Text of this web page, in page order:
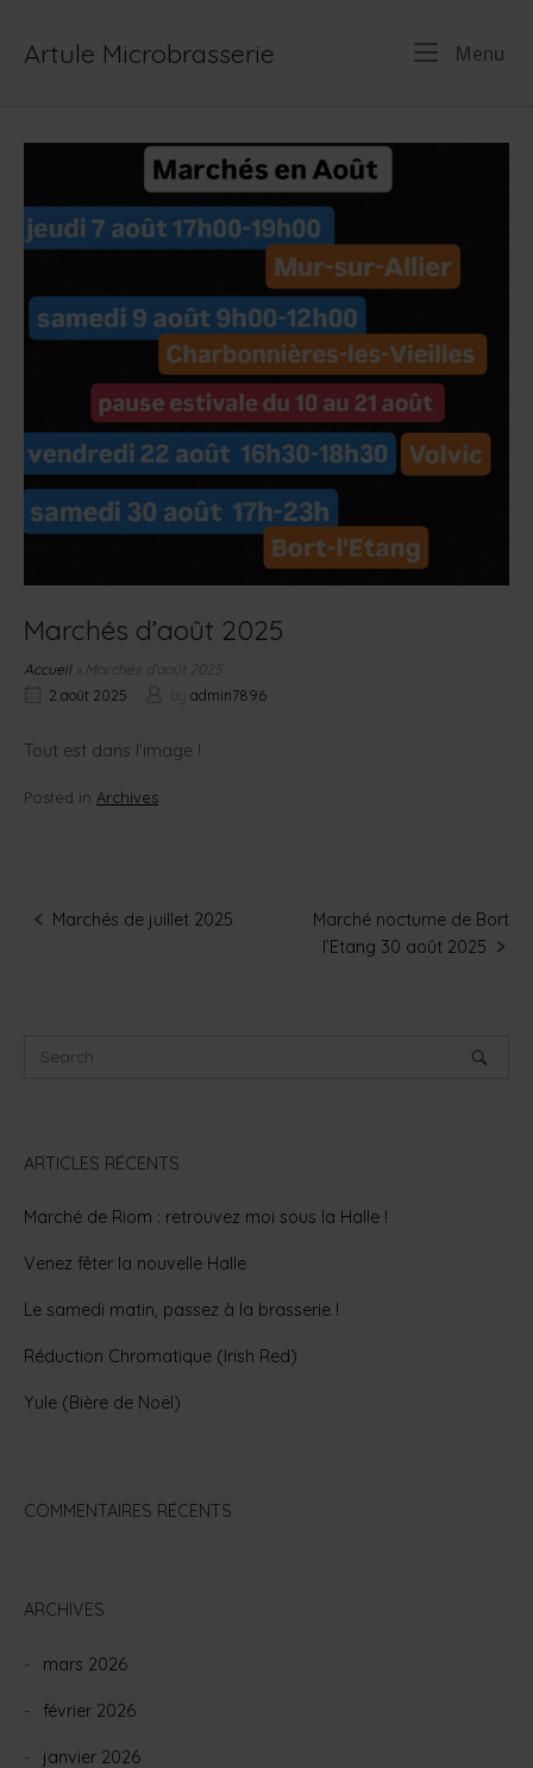
content
Artule Microbrasserie Menu
Marchés d’août 2025
Accueil» Marchés d’août 2025
2 août 2025
admin7896
Tout est dans l’image !
Posted in Archives
Post
Marchés de juillet 2025
Marché nocturne de Bort
l’Etang 30 août 2025
ARTICLES RÉCENTS
Marché de Riom : retrouvez moi sous la Halle !
Venez fêter la nouvelle Halle
Le samedi matin, passez à la brasserie !
Réduction Chromatique (Irish Red)
Yule (Bière de Noël)
COMMENTAIRES RÉCENTS
ARCHIVES
mars 2026
février 2026
janvier 2026